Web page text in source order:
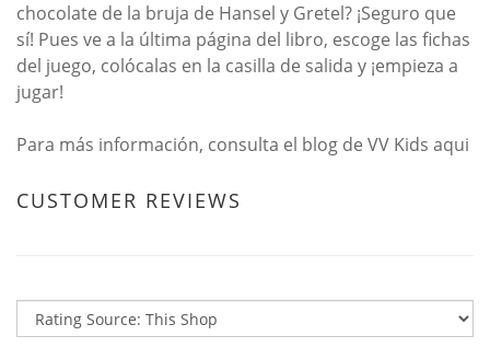
chocolate de la bruja de Hansel y Gretel? ¡Seguro que
sí! Pues ve a la última página del libro, escoge las fichas
del juego, colócalas en la casilla de salida y ¡empieza a
jugar!
Para más información, consulta el blog de VV Kids aqui
CUSTOMER REVIEWS